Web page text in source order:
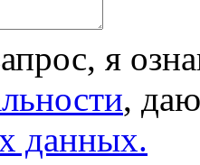
я
,
данных.